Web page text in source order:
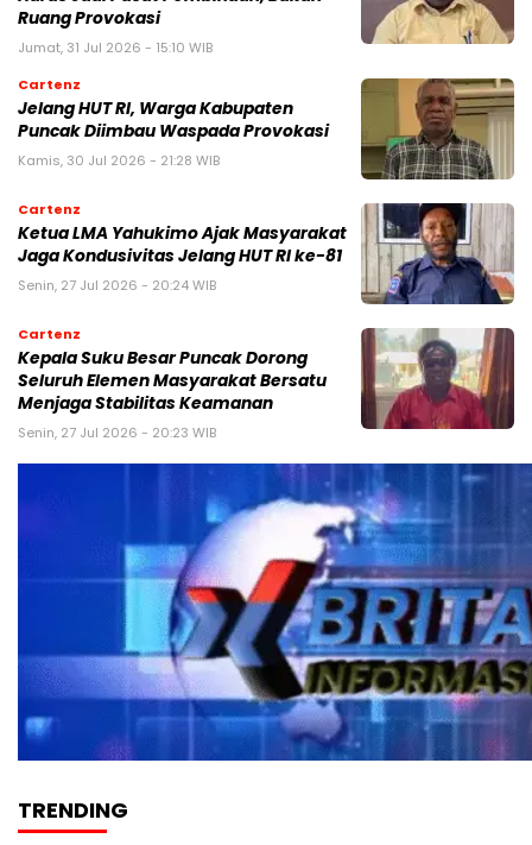
Ruang Provokasi
Jumat, 31 Jul 2026 - 15:10 WIB
Cartenz
Jelang HUT RI, Warga Kabupaten
Puncak Diimbau Waspada Provokasi
Kamis, 30 Jul 2026 - 21:28 WIB
Cartenz
Ketua LMA Yahukimo Ajak Masyarakat
Jaga Kondusivitas Jelang HUT RI ke-81
Senin, 27 Jul 2026 - 20:24 WIB
Cartenz
Kepala Suku Besar Puncak Dorong
Seluruh Elemen Masyarakat Bersatu
Menjaga Stabilitas Keamanan
Senin, 27 Jul 2026 - 20:23 WIB
TRENDING